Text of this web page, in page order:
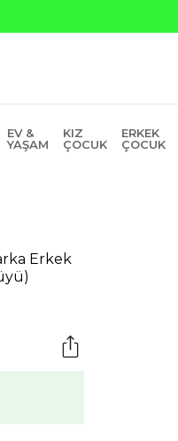
EV &
YAŞAM
KIZ
ÇOCUK
ERKEK
ÇOCUK
Erkek